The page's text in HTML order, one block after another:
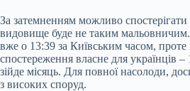
За затемненням можливо спостерігати
видовище буде не таким мальовничим.
вже о 13:39 за Київським часом, проте
спостереження власне для українців
зійде місяць. Для повної насолоди,
з високих споруд.